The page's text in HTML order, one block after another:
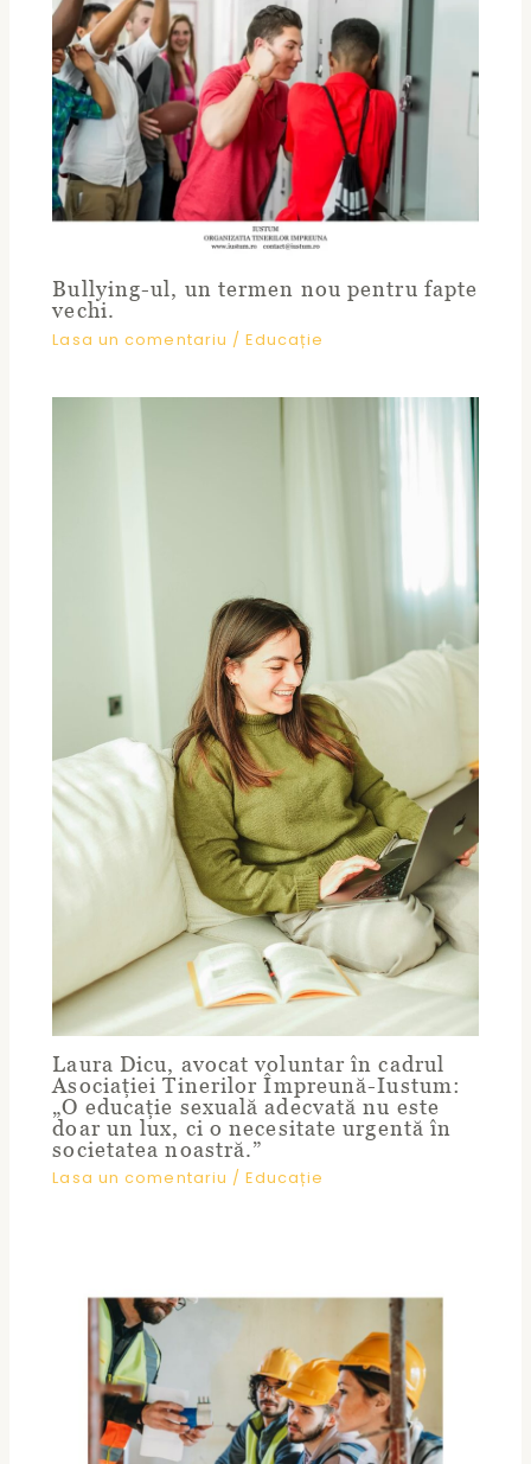
Bullying-ul, un termen nou pentru fapte
vechi.
Lasa un comentariu /Educație
Laura Dicu, avocat voluntar în cadrul
Asociației Tinerilor Împreună-Iustum:
„O educație sexuală adecvată nu este
doar un lux, ci o necesitate urgentă în
societatea noastră.”
Lasa un comentariu /Educație